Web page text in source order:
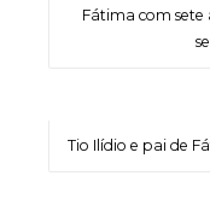
Fátima com sete
Tio Ilídio e pai de